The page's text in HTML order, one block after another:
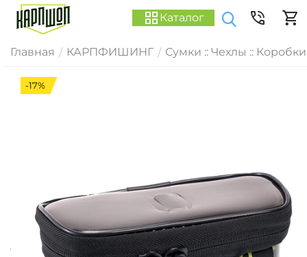
Каталог
Главная / КАРПФИШИНГ / Сумки :: Чехлы :: Коробки
-17%